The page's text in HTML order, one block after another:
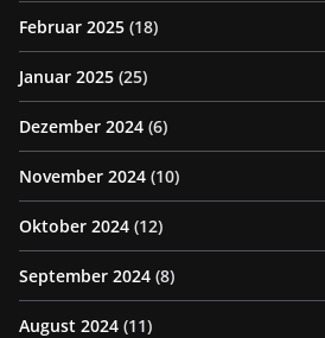
Februar 2025 (18)
Januar 2025 (25)
Dezember 2024 (6)
November 2024 (10)
Oktober 2024 (12)
September 2024 (8)
August 2024 (11)